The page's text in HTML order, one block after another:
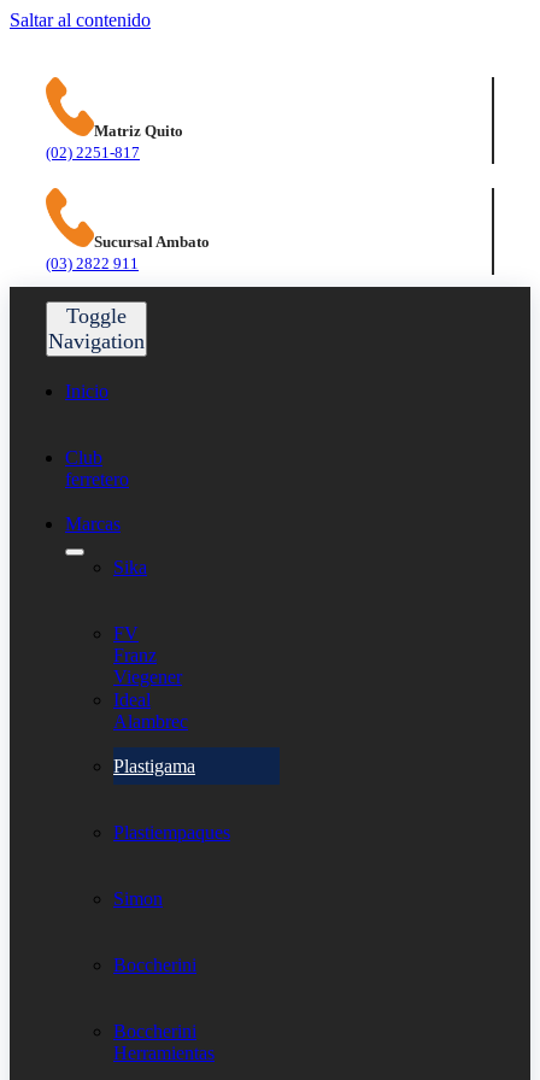
Saltar al contenido
Matriz Quito
(02) 2251-817
Sucursal Ambato
(03) 2822 911
Toggle
Navigation
Inicio
Club
ferretero
Marcas
Sika
FV
Franz
Viegener
Ideal
Alambrec
Plastigama
Plastiempaques
Simon
Boccherini
Boccherini
Herramientas